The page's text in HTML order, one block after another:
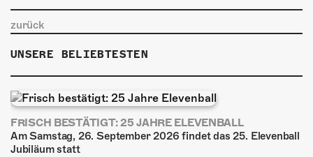
zurück
UNSERE BELIEBTESTEN
FRISCH BESTÄTIGT: 25 JAHRE ELEVENBALL
Am Samstag, 26. September 2026 findet das 25. Elevenball
Jubiläum statt